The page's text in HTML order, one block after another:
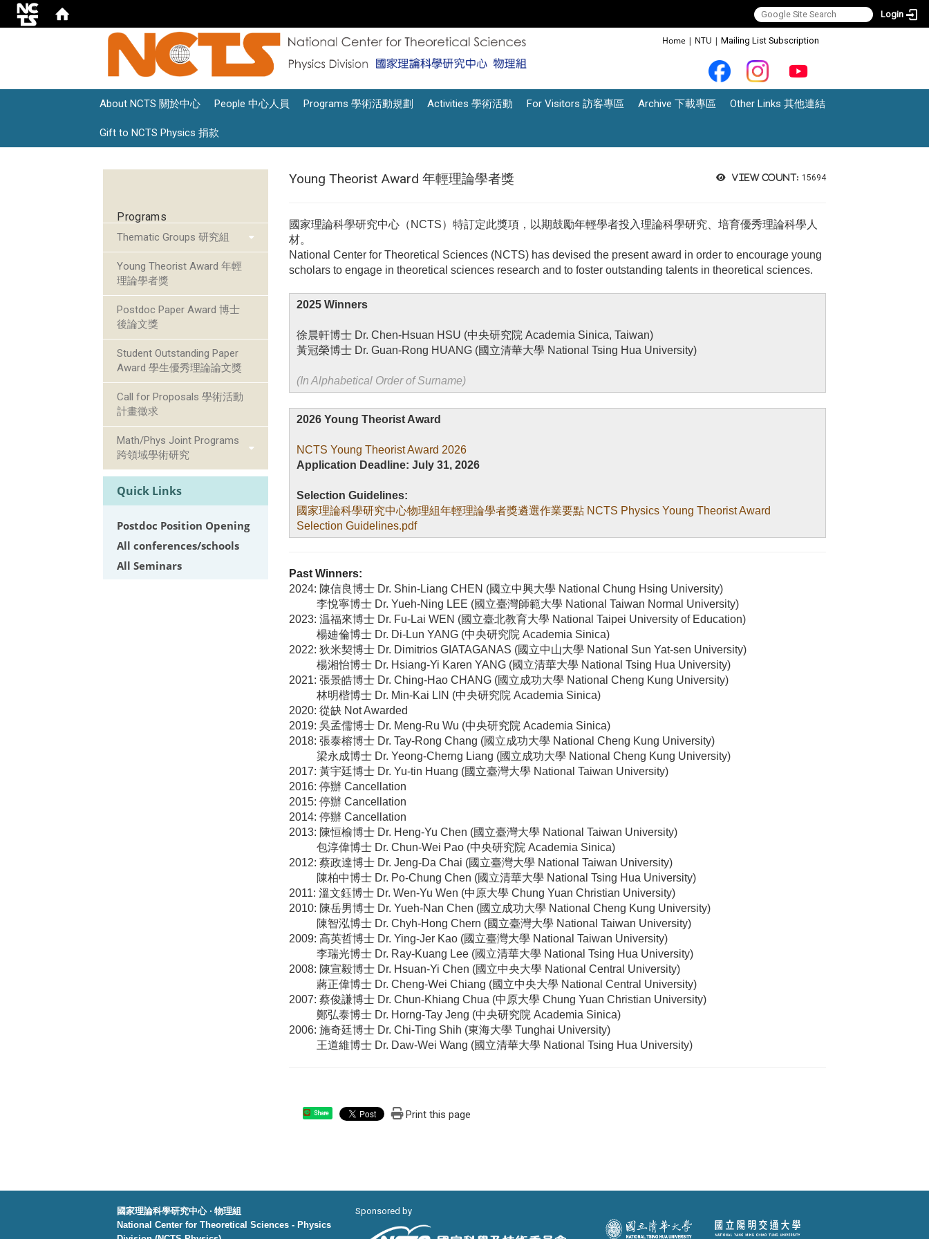
Login
Home | NTU | Mailing List Subscription
About NCTS 關於中心 People 中心人員 Programs 學術活動規劃 Activities 學術活動 For Visitors 訪客專區 Archive 下載專區 Other Links 其他連結
Gift to NCTS Physics 捐款
Programs
Thematic Groups 研究組
Young Theorist Award 年輕
理論學者獎
Postdoc Paper Award 博士
後論文獎
Student Outstanding Paper
Award 學生優秀理論論文獎
Call for Proposals 學術活動
計畫徵求
Math/Phys Joint Programs
跨領域學術研究
Quick Links
Postdoc Position Opening
All conferences/schools
All Seminars
View count: 15694
Young Theorist Award 年輕理論學者獎
國家理論科學研究中心（NCTS）特訂定此獎項，以期鼓勵年輕學者投入理論科學研究、培育優秀理論科學人
材。
National Center for Theoretical Sciences (NCTS) has devised the present award in order to encourage young
scholars to engage in theoretical sciences research and to foster outstanding talents in theoretical sciences.
2025 Winners
徐晨軒博士 Dr. Chen-Hsuan HSU (中央研究院 Academia Sinica, Taiwan)
黃冠榮博士 Dr. Guan-Rong HUANG (國立清華大學 National Tsing Hua University)
(In Alphabetical Order of Surname)
2026 Young Theorist Award
NCTS Young Theorist Award 2026
Application Deadline: July 31, 2026
Selection Guidelines:
國家理論科學研究中心物理組年輕理論學者獎遴選作業要點 NCTS Physics Young Theorist Award
Selection Guidelines.pdf
Past Winners:
2024: 陳信良博士 Dr. Shin-Liang CHEN (國立中興大學 National Chung Hsing University)
李悅寧博士 Dr. Yueh-Ning LEE (國立臺灣師範大學 National Taiwan Normal University)
2023:温福來博士 Dr. Fu-Lai WEN (國立臺北教育大學 National Taipei University of Education)
楊廸倫博士 Dr. Di-Lun YANG (中央研究院 Academia Sinica)
2022:狄米契博士 Dr. Dimitrios GIATAGANAS (國立中山大學 National Sun Yat-sen University)
楊湘怡博士 Dr. Hsiang-Yi Karen YANG (國立清華大學 National Tsing Hua University)
2021:張景皓博士 Dr. Ching-Hao CHANG (國立成功大學 National Cheng Kung University)
林明楷博士 Dr. Min-Kai LIN (中央研究院Academia Sinica)
2020: 從缺 Not Awarded
2019: 吳孟儒博士 Dr. Meng-Ru Wu (中央研究院Academia Sinica)
2018: 張泰榕博士 Dr. Tay-Rong Chang (國立成功大學 National Cheng Kung University)
梁永成博士 Dr. Yeong-Cherng Liang (國立成功大學 National Cheng Kung University)
2017: 黃宇廷博士 Dr. Yu-tin Huang (國立臺灣大學 National Taiwan University)
2016: 停辦Cancellation
2015:停辦Cancellation
2014:停辦Cancellation
2013: 陳恒榆博士 Dr. Heng-Yu Chen (國立臺灣大學 National Taiwan University)
包淳偉博士 Dr. Chun-Wei Pao (中央研究院Academia Sinica)
2012: 蔡政達博士 Dr. Jeng-Da Chai (國立臺灣大學 National Taiwan University)
陳柏中博士 Dr. Po-Chung Chen (國立清華大學 National Tsing Hua University)
2011: 溫文鈺博士 Dr. Wen-Yu Wen (中原大學Chung Yuan Christian University)
2010: 陳岳男博士 Dr. Yueh-Nan Chen (國立成功大學 National Cheng Kung University)
陳智泓博士 Dr. Chyh-Hong Chern (國立臺灣大學 National Taiwan University)
2009: 高英哲博士 Dr. Ying-Jer Kao (國立臺灣大學 National Taiwan University)
李瑞光博士 Dr. Ray-Kuang Lee (國立清華大學 National Tsing Hua University)
2008: 陳宣毅博士 Dr. Hsuan-Yi Chen (國立中央大學 National Central University)
蔣正偉博士 Dr. Cheng-Wei Chiang (國立中央大學 National Central University)
2007: 蔡俊謙博士 Dr. Chun-Khiang Chua (中原大學Chung Yuan Christian University)
鄭弘泰博士 Dr. Horng-Tay Jeng (中央研究院Academia Sinica)
2006: 施奇廷博士 Dr. Chi-Ting Shih (東海大學Tunghai University)
王道維博士 Dr. Daw-Wei Wang (國立清華大學 National Tsing Hua University)
Share Print this page
國家理論科學研究中心 ‧ 物理組
National Center for Theoretical Sciences - Physics
Sponsored by